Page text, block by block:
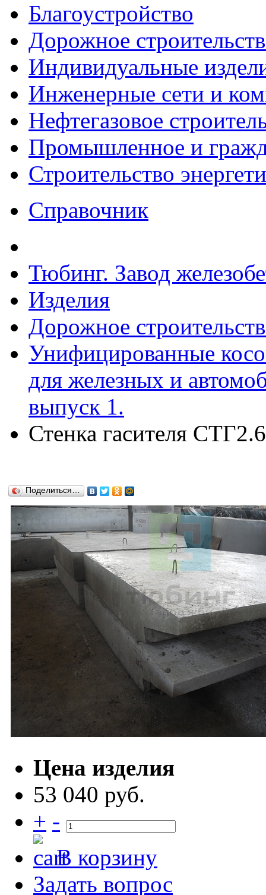
Благоустройство
Дорожное
Индивидуальные
Инженерные сети и
Нефтегазовое
Промышленное и
Строительство
Справочник
Тюбинг. Завод
Изделия
Дорожное
Унифицированные
для железных и
выпуск 1.
Стенка гасителя
Поделиться…
Цена изделия
53 040 руб.
+ -
В корзину
Задать вопрос